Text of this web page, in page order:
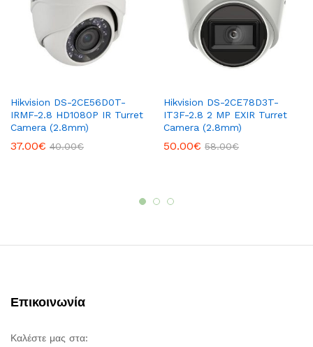
Hikvision DS-2CE56D0T-
IRMF-2.8 HD1080P IR Turret
Camera (2.8mm)
37.00€ 40.00€
Hikvision DS-2CE78D3T-
IT3F-2.8 2 MP EXIR Turret
Camera (2.8mm)
50.00€ 58.00€
Επικοινωνία
Καλέστε μας στα: